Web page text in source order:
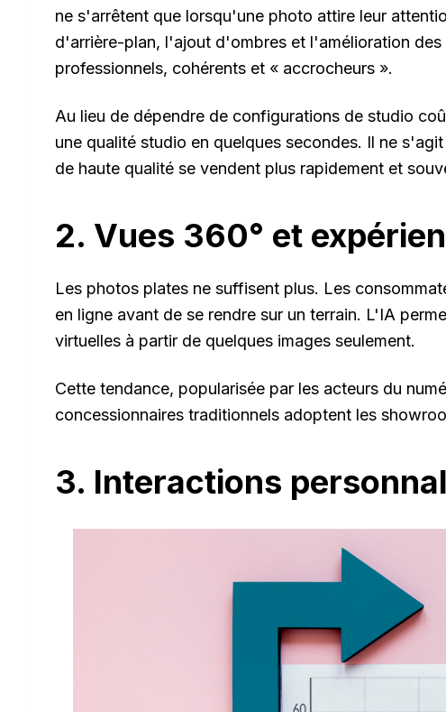
ne s'arrêtent que lorsqu'une photo attire leur
d'arrière-plan, l'ajout d'ombres et l'amélioration
professionnels, cohérents et « accrocheurs ».
Au lieu de dépendre de configurations de studio
une qualité studio en quelques secondes. Il ne
de haute qualité se vendent plus rapidement et
2. Vues 360° et
Les photos plates ne suffisent plus. Les
en ligne avant de se rendre sur un terrain. L'IA
virtuelles à partir de quelques images seulement.
Cette tendance, popularisée par les acteurs du
concessionnaires traditionnels adoptent les
3. Interactions